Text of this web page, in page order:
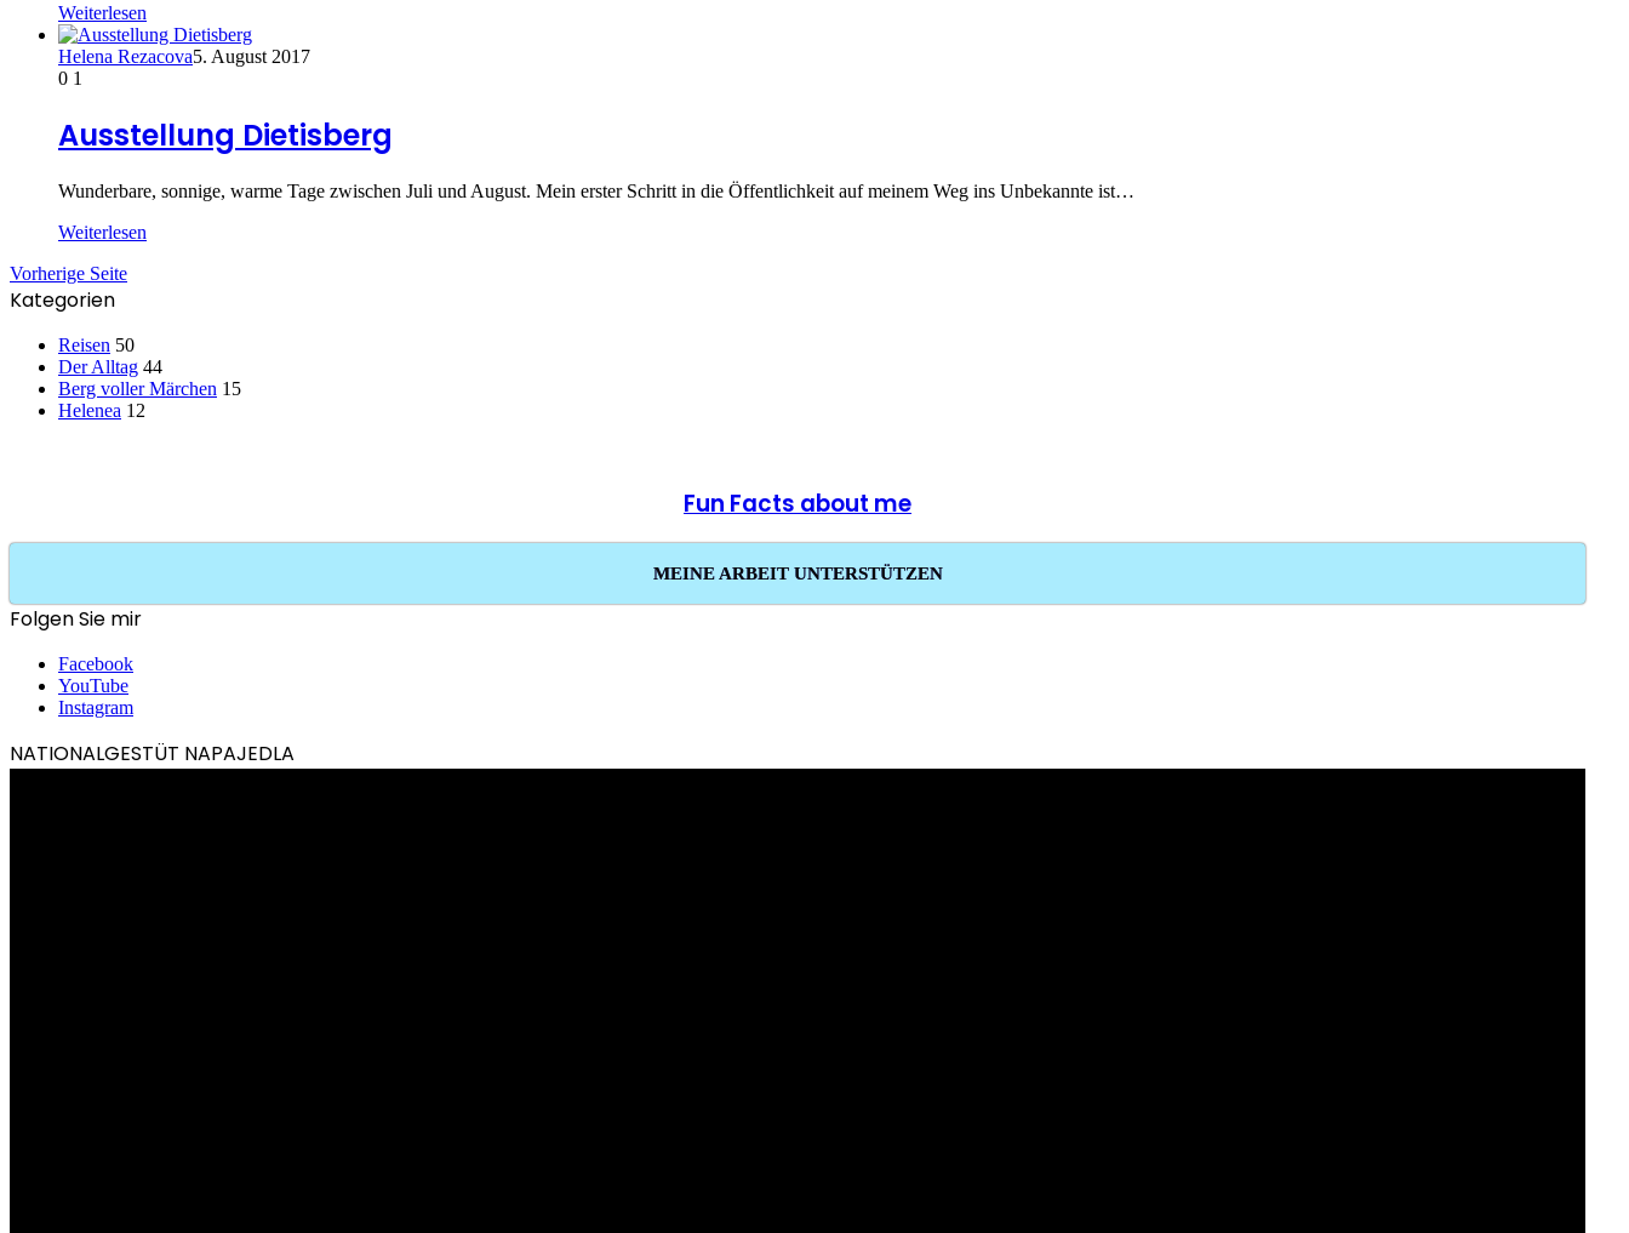
Weiterlesen
Helena Rezacova5. August 2017
0 1
Ausstellung Dietisberg
Wunderbare, sonnige, warme Tage zwischen Juli und August. Mein erster Schritt in die Öffentlichkeit auf meinem Weg ins Unbekannte ist…
Weiterlesen
Vorherige Seite
Kategorien
Reisen 50
Der Alltag 44
Berg voller Märchen 15
Helenea 12
Fun Facts about me
MEINE ARBEIT UNTERSTÜTZEN
Folgen Sie mir
Facebook
YouTube
Instagram
NATIONALGESTÜT NAPAJEDLA